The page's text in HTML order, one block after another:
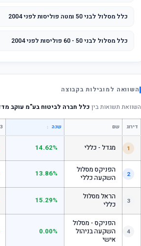
כלל מסלול לבני 50 ומטה פוליסות לפני 2004
כלל מסלול לבני 50 - 60 פוליסות לפני 2004
השוואה למובילות בקבוצה
השוואת תשואות בין כלל חברה לביטוח בע"מ עוקב
דירוג שם שנה ↕ 3 שנים
1 מגדל - כללי 14.62%
2
הפניקס מסלול
השקעה כללי
13.86%
3
הראל מסלול
כללי
15.29%
4
הפניקס - מסלול
השקעה בניהול
אישי
0.00%